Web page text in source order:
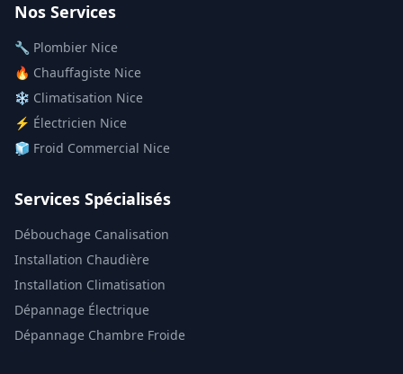
Nos Services
🔧 Plombier Nice
🔥 Chauffagiste Nice
❄️ Climatisation Nice
⚡ Électricien Nice
🧊 Froid Commercial Nice
Services Spécialisés
Débouchage Canalisation
Installation Chaudière
Installation Climatisation
Dépannage Électrique
Dépannage Chambre Froide